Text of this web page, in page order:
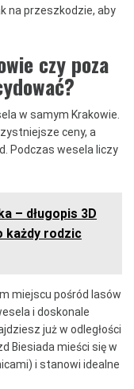
na przeszkodzie, aby
czy poza
w samym Krakowie.
ceny, a
Podczas wesela liczy
– długopis 3D
każdy rodzic
miejscu pośród lasów
i doskonale
już w odległości
Biesiada mieści się w
i stanowi idealne